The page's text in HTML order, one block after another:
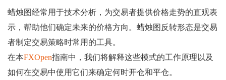
蜡烛图经常用于技术分析，为交易者提供价格走势的直观表
示，帮助他们确定未来的价格方向。蜡烛图反转形态是交易
者制定交易策略时常用的工具。
在本FXOpen指南中，我们将解释这些模式的工作原理以及
如何在交易中使用它们来确定何时开仓和平仓。